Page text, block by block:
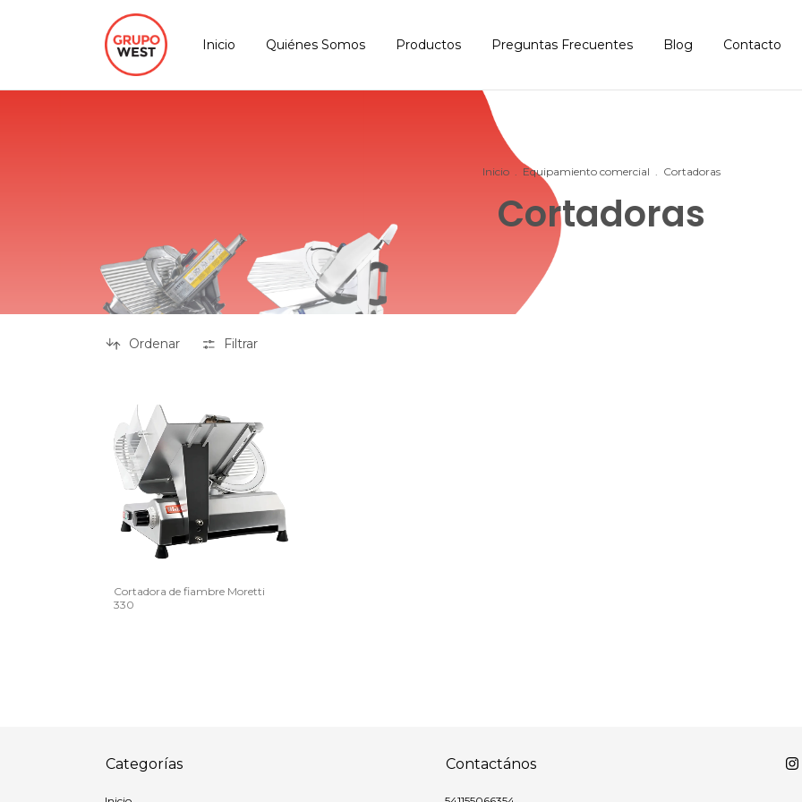
Inicio Quiénes Somos Productos Preguntas Frecuentes Blog Contacto
Inicio Equipamiento comercial Cortadoras
Cortadoras
Ordenar Filtrar
Cortadora de fiambre Moretti
330
Categorías Contactános